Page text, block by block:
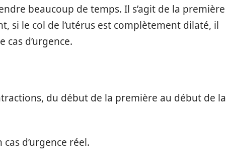
beaucoup de temps. Il s’agit de la première
si le col de l’utérus est complètement dilaté, il
d’urgence.
du début de la première au début de la
cas d’urgence réel.